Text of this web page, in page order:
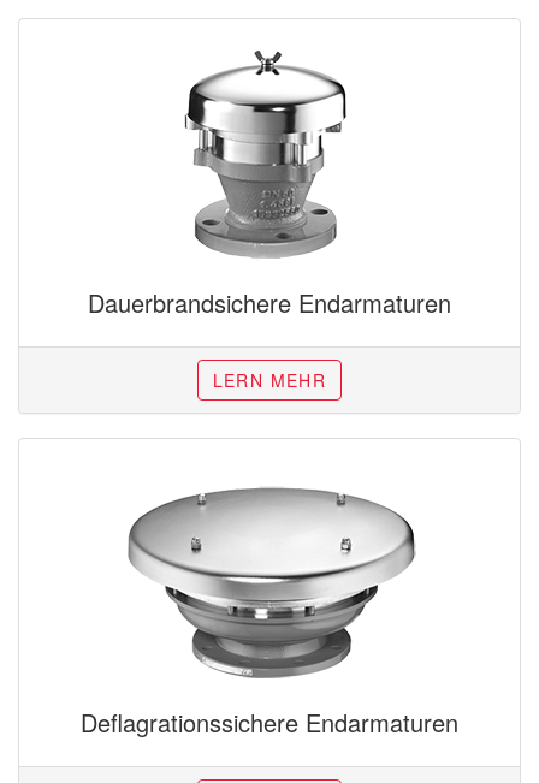
Dauerbrandsichere Endarmaturen
LERN MEHR
Deflagrationssichere Endarmaturen